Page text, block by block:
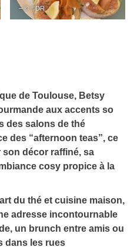
– © ©DR
de Toulouse, Betsy
aux accents so
des salons de thé
des “afternoon teas”, ce
son décor raffiné, sa
cosy propice à la
du thé et cuisine maison,
adresse incontournable
un brunch entre amis ou
dans les rues